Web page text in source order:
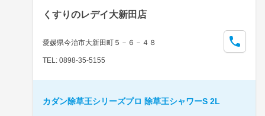
くすりのレデイ大新田店
愛媛県今治市大新田町５－６－４８
TEL: 0898-35-5155
カダン除草王シリーズプロ 除草王シャワーS 2L